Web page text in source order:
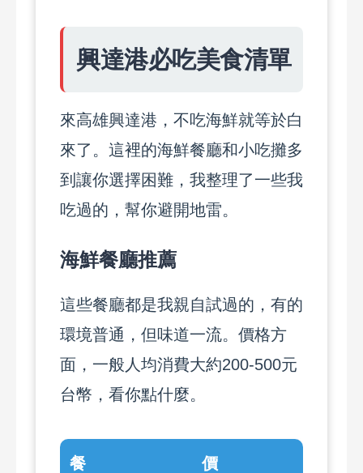
興達港必吃美食清單
來高雄興達港，不吃海鮮就等於白
來了。這裡的海鮮餐廳和小吃攤多
到讓你選擇困難，我整理了一些我
吃過的，幫你避開地雷。
海鮮餐廳推薦
這些餐廳都是我親自試過的，有的
環境普通，但味道一流。價格方
面，一般人均消費大約200-500元
台幣，看你點什麼。
餐
價